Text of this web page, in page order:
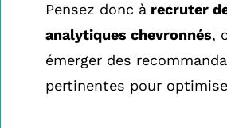
Pensez donc à recruter
analytiques chevronnés,
émerger des
pertinentes pour